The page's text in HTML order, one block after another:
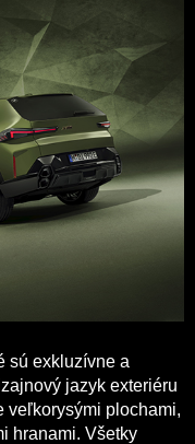
sú exkluzívne a
jazyk exteriéru
veľkorysými plochami,
hranami. Všetky